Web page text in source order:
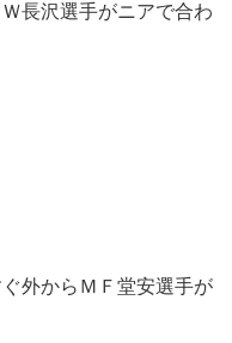
長沢選手がニアで合わ
外からＭＦ堂安選手が